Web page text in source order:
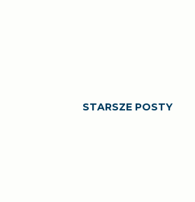
STARSZE POSTY